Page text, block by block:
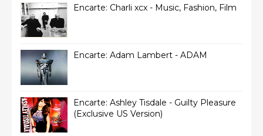
Encarte: Charli xcx - Music, Fashion, Film
Encarte: Adam Lambert - ADAM
Encarte: Ashley Tisdale - Guilty Pleasure
(Exclusive US Version)